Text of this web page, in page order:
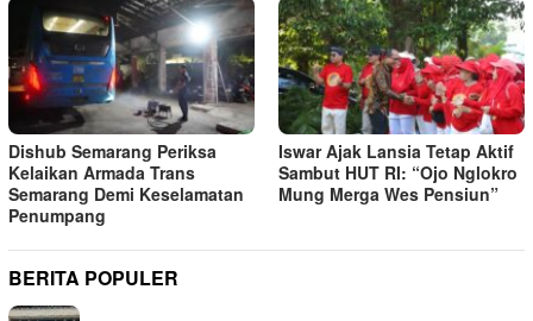
Dishub Semarang Periksa
Kelaikan Armada Trans
Semarang Demi Keselamatan
Penumpang
Iswar Ajak Lansia Tetap Aktif
Sambut HUT RI: “Ojo Nglokro
Mung Merga Wes Pensiun”
BERITA POPULER